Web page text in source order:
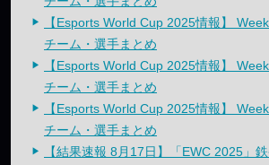
【Esports World Cup 2025情報】
チーム・選手まとめ
【Esports World Cup 2025情報】
チーム・選手まとめ
【Esports World Cup 2025情報】
チーム・選手まとめ
【結果速報 8月17日】「EWC 2025」